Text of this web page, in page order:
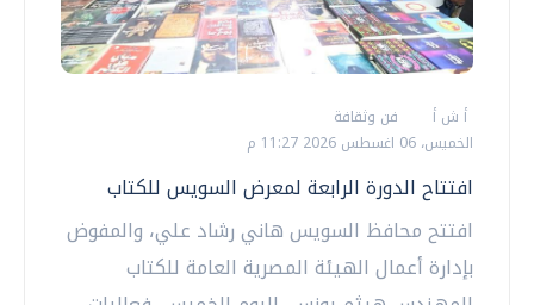
أ ش أ
فن وثقافة
الخميس، 06 اغسطس 2026 11:27 م
افتتاح الدورة الرابعة لمعرض السويس للكتاب
افتتح محافظ السويس هاني رشاد علي، والمفوض
بإدارة أعمال الهيئة المصرية العامة للكتاب